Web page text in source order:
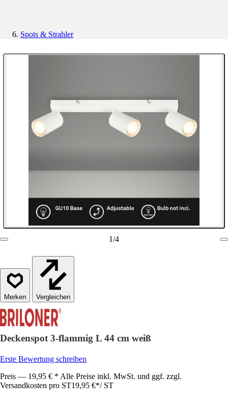
Spots & Strahler
1/4
Vergleichen
Deckenspot 3-flammig L 44 cm weiß
Erste Bewertung schreiben
Preis — 19,95 € * Alle Preise inkl. MwSt. und ggf. zzgl.
Versandkosten pro ST19,95 €*/ ST